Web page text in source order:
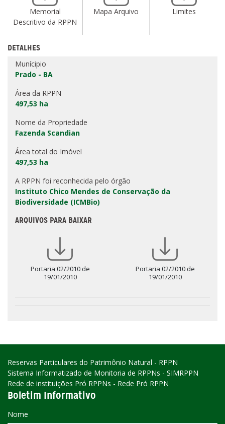
Memorial
Descritivo da RPPN
Mapa Arquivo Limites
DETALHES
Munícipio
Prado - BA
Área da RPPN
497,53 ha
Nome da Propriedade
Fazenda Scandian
Área total do Imóvel
497,53 ha
A RPPN foi reconhecida pelo órgão
Instituto Chico Mendes de Conservação da
Biodiversidade (ICMBio)
ARQUIVOS PARA BAIXAR
Portaria 02/2010 de
19/01/2010
Portaria 02/2010 de
19/01/2010
Reservas Particulares do Patrimônio Natural - RPPN
Sistema Informatizado de Monitoria de RPPNs - SIMRPPN
Rede de instituições Pró RPPNs - Rede Pró RPPN
Boletim Informativo
Nome